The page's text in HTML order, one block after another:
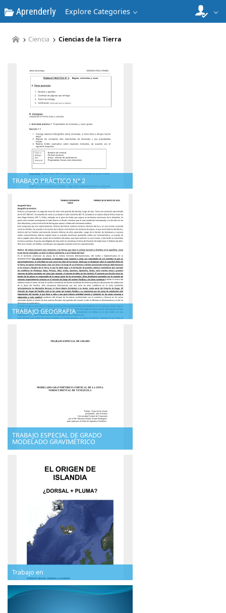
Aprenderly Explore Categories
Ciencia Ciencias de la Tierra
TRABAJO PRÁCTICO N° 2
TRABAJO GEOGRAFIA
TRABAJO ESPECIAL DE GRADO
MODELADO GRAVIMÉTRICO
Trabajo en